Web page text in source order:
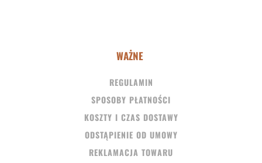
WAŻNE
REGULAMIN
SPOSOBY PŁATNOŚCI
KOSZTY I CZAS DOSTAWY
ODSTĄPIENIE OD UMOWY
REKLAMACJA TOWARU